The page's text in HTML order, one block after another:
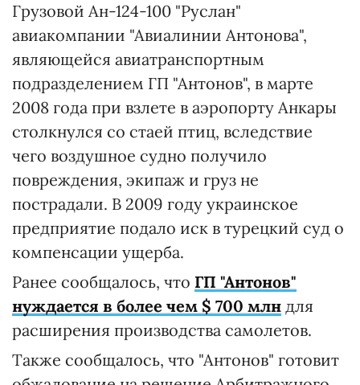
Грузовой Ан-124-100 "Руслан"
авиакомпании "Авиалинии Антонова",
являющейся авиатранспортным
подразделением ГП "Антонов", в марте
2008 года при взлете в аэропорту Анкары
столкнулся со стаей птиц, вследствие
чего воздушное судно получило
повреждения, экипаж и груз не
пострадали. В 2009 году украинское
предприятие подало иск в турецкий суд о
компенсации ущерба.
Ранее сообщалось, что ГП "Антонов"
нуждается в более чем $ 700 млн для
расширения производства самолетов.
Также сообщалось, что "Антонов" готовит